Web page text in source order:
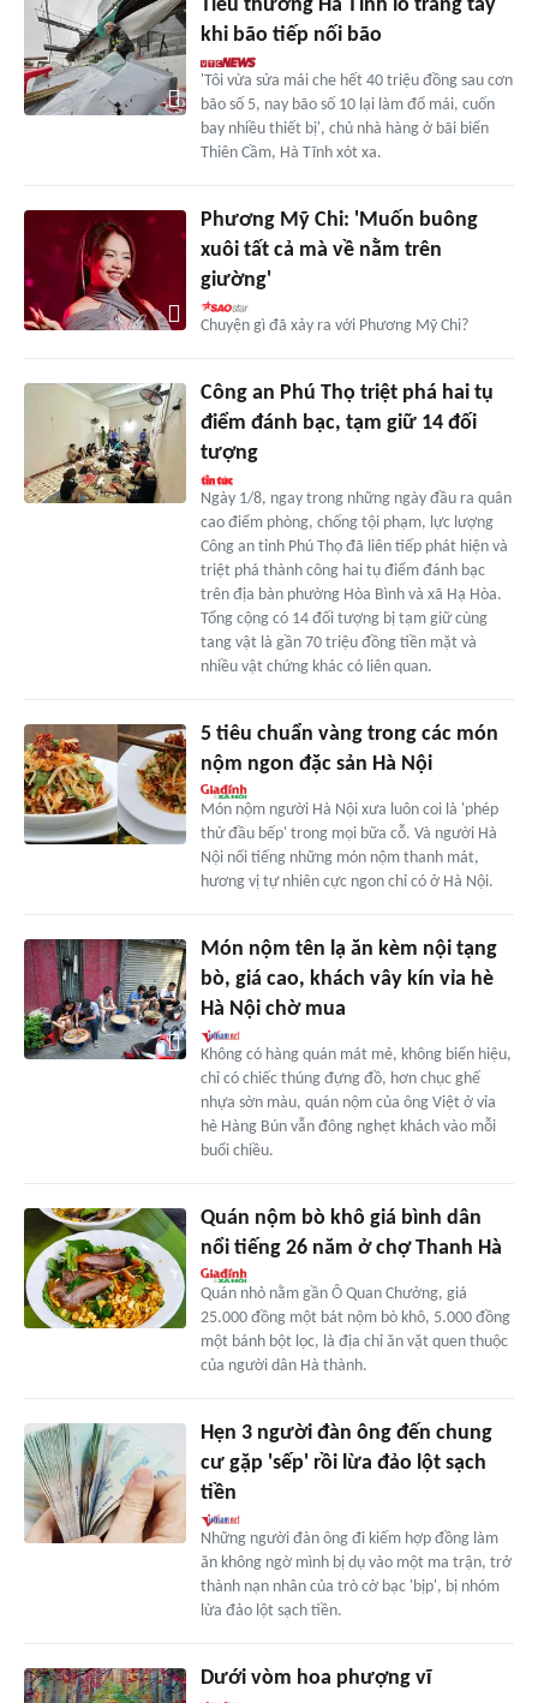
Tiểu thương Hà Tĩnh lo trắng tay
khi bão tiếp nối bão
'Tôi vừa sửa mái che hết 40 triệu đồng sau cơn
bão số 5, nay bão số 10 lại làm đổ mái, cuốn
bay nhiều thiết bị', chủ nhà hàng ở bãi biển
Thiên Cầm, Hà Tĩnh xót xa.
Phương Mỹ Chi: 'Muốn buông
xuôi tất cả mà về nằm trên
giường'
Chuyện gì đã xảy ra với Phương Mỹ Chi?
Công an Phú Thọ triệt phá hai tụ
điểm đánh bạc, tạm giữ 14 đối
tượng
Ngày 1/8, ngay trong những ngày đầu ra quân
cao điểm phòng, chống tội phạm, lực lượng
Công an tỉnh Phú Thọ đã liên tiếp phát hiện và
triệt phá thành công hai tụ điểm đánh bạc
trên địa bàn phường Hòa Bình và xã Hạ Hòa.
Tổng cộng có 14 đối tượng bị tạm giữ cùng
tang vật là gần 70 triệu đồng tiền mặt và
nhiều vật chứng khác có liên quan.
5 tiêu chuẩn vàng trong các món
nộm ngon đặc sản Hà Nội
Món nộm người Hà Nội xưa luôn coi là 'phép
thử đầu bếp' trong mọi bữa cỗ. Và người Hà
Nội nổi tiếng những món nộm thanh mát,
hương vị tự nhiên cực ngon chỉ có ở Hà Nội.
Món nộm tên lạ ăn kèm nội tạng
bò, giá cao, khách vây kín vỉa hè
Hà Nội chờ mua
Không có hàng quán mát mẻ, không biển hiệu,
chỉ có chiếc thúng đựng đồ, hơn chục ghế
nhựa sờn màu, quán nộm của ông Việt ở vỉa
hè Hàng Bún vẫn đông nghẹt khách vào mỗi
buổi chiều.
Quán nộm bò khô giá bình dân
nổi tiếng 26 năm ở chợ Thanh Hà
Quán nhỏ nằm gần Ô Quan Chưởng, giá
25.000 đồng một bát nộm bò khô, 5.000 đồng
một bánh bột lọc, là địa chỉ ăn vặt quen thuộc
của người dân Hà thành.
Hẹn 3 người đàn ông đến chung
cư gặp 'sếp' rồi lừa đảo lột sạch
tiền
Những người đàn ông đi kiếm hợp đồng làm
ăn không ngờ mình bị dụ vào một ma trận, trở
thành nạn nhân của trò cờ bạc 'bịp', bị nhóm
lừa đảo lột sạch tiền.
Dưới vòm hoa phượng vĩ